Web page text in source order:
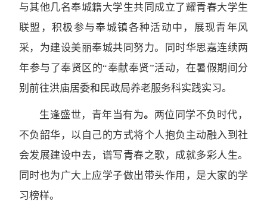
与其他几名奉城籍大学生共同成立了耀青春大学生
联盟，积极参与奉城镇各种活动中，展现青年风
采，为建设美丽奉城共同努力。同时华思嘉连续两
年参与了奉贤区的“奉献奉贤”活动，在暑假期间分
别前往洪庙居委和民政局养老服务科实践实习。
生逢盛世，青年当有为。 两位同学不负时代，
不负韶华，以自己的方式将个人抱负主动融入到社
会发展建设中去，谱写青春之歌，成就多彩人生。
同时也为广大上应学子做出带头作用，是大家的学
习榜样。